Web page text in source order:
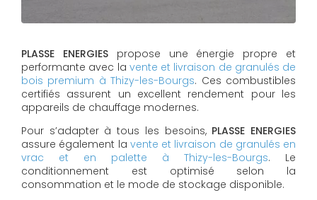
PLASSE ENERGIESpropose une énergie propre et
performante avec la vente et livraison de granulés de
bois premium à Thizy-les-Bourgs. Ces combustibles
certifiés assurent un excellent rendement pour les
appareils de chauffage modernes.
Pour s’adapter à tous les besoins, PLASSE ENERGIES
assure également la vente et livraison de granulés en
vrac et en palette à Thizy-les-Bourgs. Le
conditionnement est optimisé selon la
consommation et le mode de stockage disponible.